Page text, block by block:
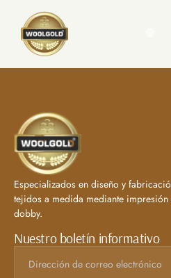
Especializados en diseño y
tejidos a medida mediante
dobby.
Nuestro boletín informativo